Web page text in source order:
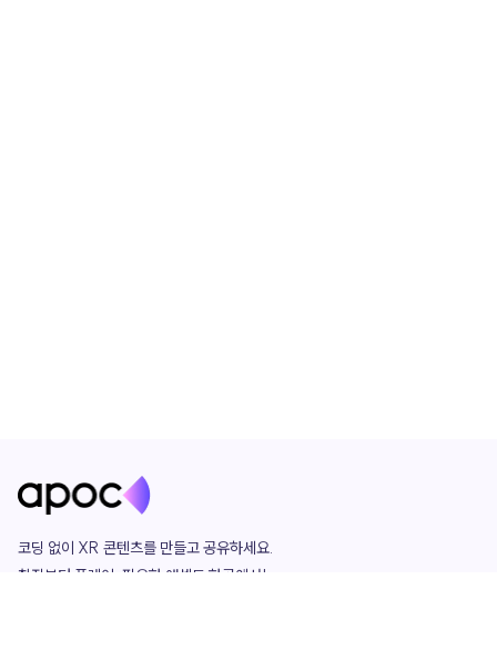
코딩 없이 XR 콘텐츠를 만들고 공유하세요.
창작부터 플레이, 필요한 애셋도 한곳에서!